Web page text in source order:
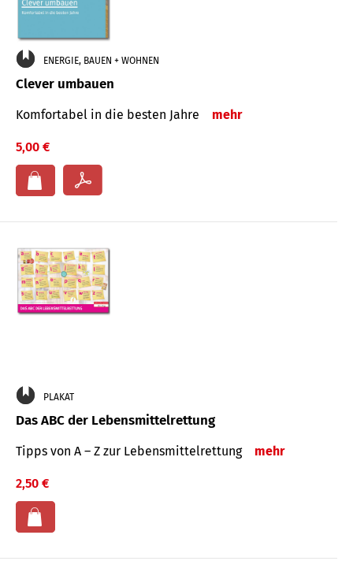
ENERGIE, BAUEN + WOHNEN
Clever umbauen
Komfortabel in die besten Jahre mehr
5,00 €
PLAKAT
Das ABC der Lebensmittelrettung
Tipps von A – Z zur Lebensmittelrettung mehr
2,50 €